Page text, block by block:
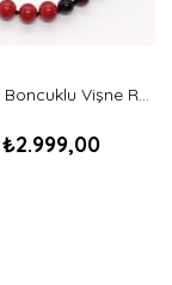
Mercan Rengi Boncuklu Vişne Rengi Kehribar Bebek Kolyesi-Tam Yuvarlak Kesim
₺2.999,00